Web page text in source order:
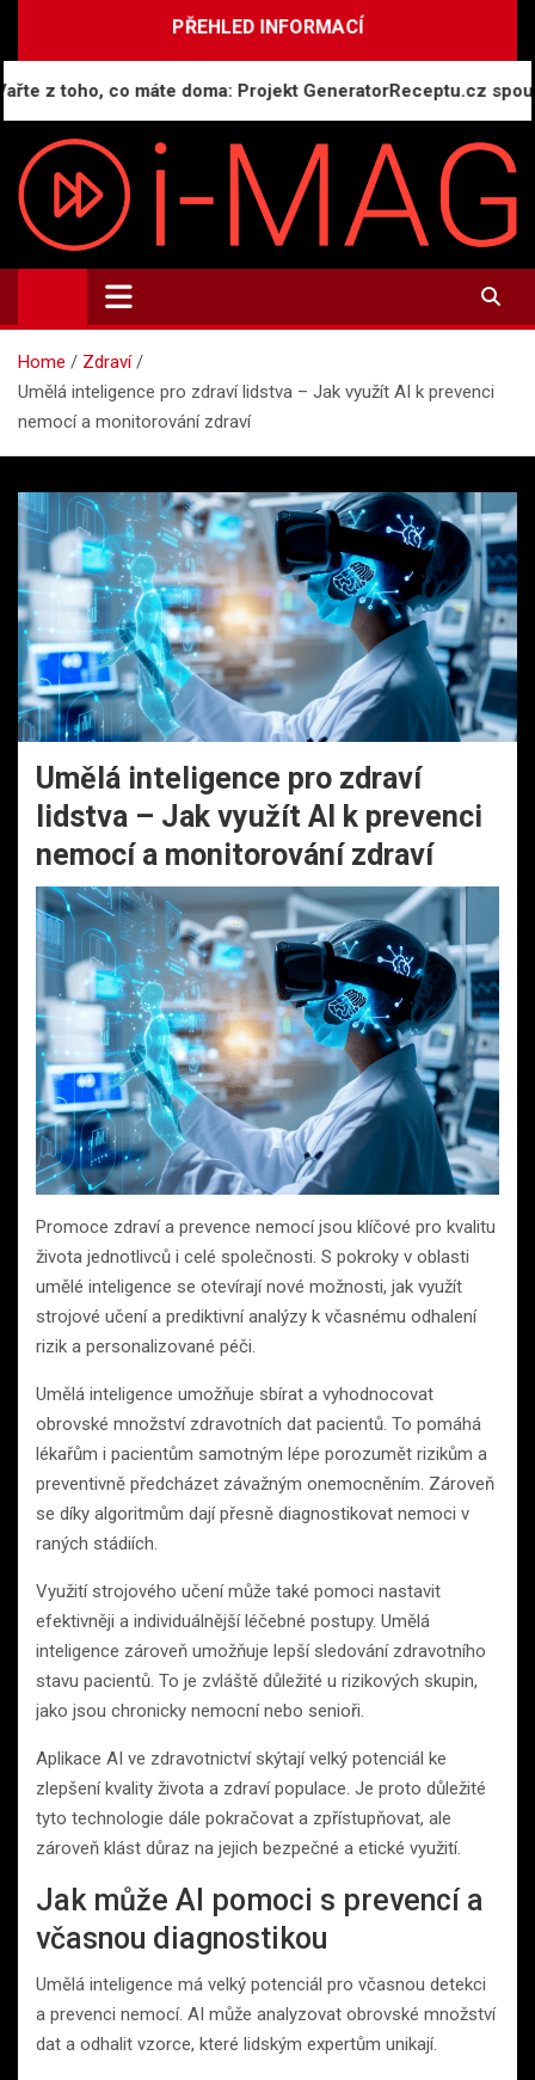
PŘEHLED INFORMACÍ
co máte doma: Projekt GeneratorReceptu.cz spouští
i-MAG.CZ
Informační magazín | Public Relations
Home
Zdraví
Umělá inteligence pro zdraví lidstva – Jak využít AI k prevenci
nemocí a monitorování zdraví
Umělá inteligence pro zdraví
lidstva – Jak využít AI k prevenci
nemocí a monitorování zdraví
Promoce zdraví a prevence nemocí jsou klíčové pro kvalitu
života jednotlivců i celé společnosti. S pokroky v oblasti
umělé inteligence se otevírají nové možnosti, jak využít
strojové učení a prediktivní analýzy k včasnému odhalení
rizik a personalizované péči.
Umělá inteligence umožňuje sbírat a vyhodnocovat
obrovské množství zdravotních dat pacientů. To pomáhá
lékařům i pacientům samotným lépe porozumět rizikům a
preventivně předcházet závažným onemocněním. Zároveň
se díky algoritmům dají přesně diagnostikovat nemoci v
raných stádiích.
Využití strojového učení může také pomoci nastavit
efektivněji a individuálnější léčebné postupy. Umělá
inteligence zároveň umožňuje lepší sledování zdravotního
stavu pacientů. To je zvláště důležité u rizikových skupin,
jako jsou chronicky nemocní nebo senioři.
Aplikace AI ve zdravotnictví skýtají velký potenciál ke
zlepšení kvality života a zdraví populace. Je proto důležité
tyto technologie dále pokračovat a zpřístupňovat, ale
zároveň klást důraz na jejich bezpečné a etické využití.
Jak může AI pomoci s prevencí a
včasnou diagnostikou
Umělá inteligence má velký potenciál pro včasnou detekci
a prevenci nemocí. AI může analyzovat obrovské množství
dat a odhalit vzorce, které lidským expertům unikají.